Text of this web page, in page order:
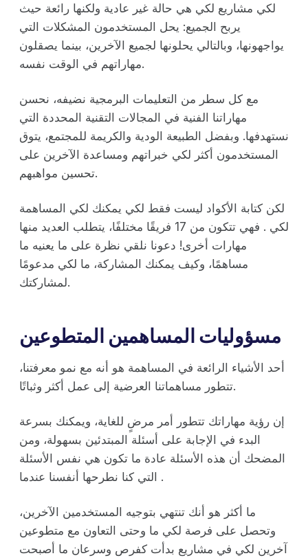
لكي مشاريع لكي هي حالة غير عادية ولكنها رائعة حيث
يربح الجميع: يحل المستخدمون المشكلات التي
يواجهونها، وبالتالي يحلونها لجميع الآخرين، بينما يصقلون
مهاراتهم في الوقت نفسه.
مع كل سطر من التعليمات البرمجية نضيفه، نحسن
مهاراتنا الفنية في المجالات التقنية المحددة التي
نستهدفها. وبفضل الطبيعة الودية والكريمة للمجتمع، يتوق
المستخدمون أكثر لكي خبراتهم ومساعدة الآخرين على
تحسين مواهبهم.
لكن كتابة الأكواد ليست فقط لكي يمكنك لكي المساهمة
لكي . فهي تتكون من 17 فريقًا مختلفًا، يتطلب العديد منها
مهارات أخرى! دعونا نلقي نظرة على ما يعنيه ما
مساهمًا، وكيف يمكنك المشاركة، ما لكي مدعومًا
لمشاركتك.
مسؤوليات المساهمين المتطوعين
أحد الأشياء الرائعة في المساهمة هو أنه مع نمو معرفتنا،
تتطور مساهماتنا العرضية إلى عمل أكثر وثباتًا.
إن رؤية مهاراتك تتطور أمر مرضٍ للغاية، ويمكنك بسرعة
البدء في الإجابة على أسئلة المبتدئين بسهولة، ومن
المضحك أن هذه الأسئلة عادة ما تكون هي نفس الأسئلة
التي كنا نطرحها أنفسنا عندما .
ما أكثر هو أنك تنتهي بتوجيه المستخدمين الآخرين،
وتحصل على فرصة لكي ما وحتى التعاون مع متطوعين
آخرين لكي في مشاريع بدأت كفرص وسرعان ما أصبحت